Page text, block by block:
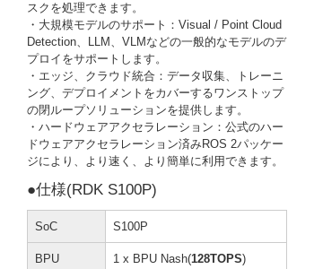
スクを処理できます。
・大規模モデルのサポート：Visual / Point Cloud
Detection、LLM、VLMなどの一般的なモデルのデ
プロイをサポートします。
・エッジ、クラウド統合：データ収集、トレーニ
ング、デプロイメントをカバーするワンストップ
の閉ループソリューションを提供します。
・ハードウェアアクセラレーション：公式のハー
ドウェアアクセラレーション済みROS 2パッケー
ジにより、より速く、より簡単に利用できます。
●仕様(RDK S100P)
SoC S100P
BPU 1 x BPU Nash(128TOPS)